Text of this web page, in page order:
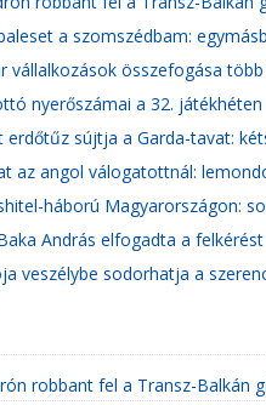
a szomszédbam:
vállalkozások összefogása
nyerőszámai a 32. játékhéten
erdőtűz sújtja a Garda-tavat:
az angol válogatottnál:
háború Magyarországon:
András elfogadta a felkérést
veszélybe sodorhatja a
robbant fel a Transz-Balkán